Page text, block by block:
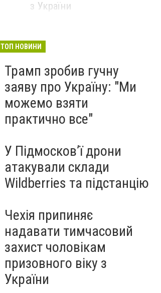
з України
ТОП НОВИНИ
Трамп зробив гучну
заяву про Україну: "Ми
можемо взяти
практично все"
У Підмосков’ї дрони
атакували склади
Wildberries та підстанцію
Чехія припиняє
надавати тимчасовий
захист чоловікам
призовного віку з
України